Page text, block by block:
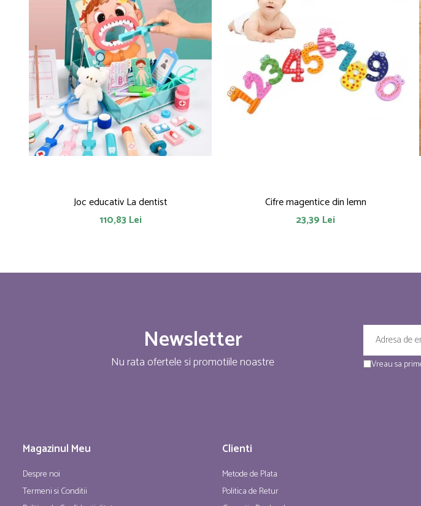
Joc educativ La dentist
110,83 Lei
Cifre magentice din lemn
23,39 Lei
Newsletter
Nu rata ofertele si promotiile noastre Vreau sa
Magazinul Meu
Despre noi
Termeni si Conditii
Clienti
Metode de Plata
Politica de Retur